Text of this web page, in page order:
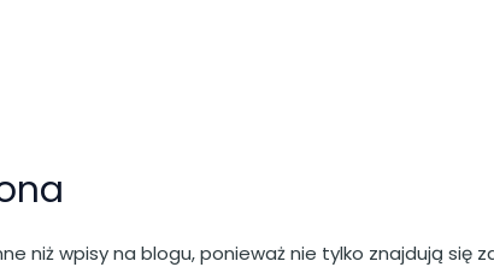
niż wpisy na blogu, ponieważ nie tylko znajdują się